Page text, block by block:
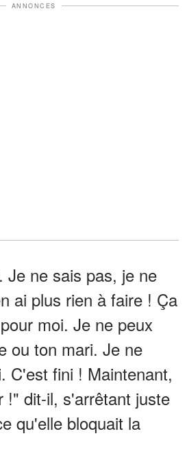
ANNONCES
Je ne sais pas, je ne
ai plus rien à faire ! Ça
moi. Je ne peux
ou ton mari. Je ne
C'est fini ! Maintenant,
!" dit-il, s'arrêtant juste
qu'elle bloquait la